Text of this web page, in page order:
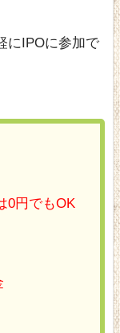
にIPOに参加で
0円でもOK